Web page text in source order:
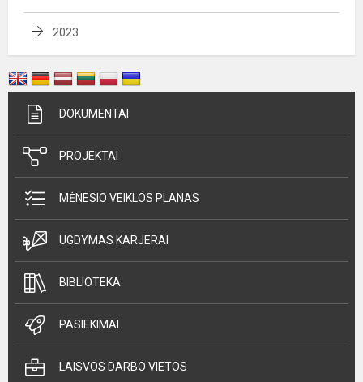
2023
DOKUMENTAI
PROJEKTAI
MĖNESIO VEIKLOS PLANAS
UGDYMAS KARJERAI
BIBLIOTEKA
PASIEKIMAI
LAISVOS DARBO VIETOS